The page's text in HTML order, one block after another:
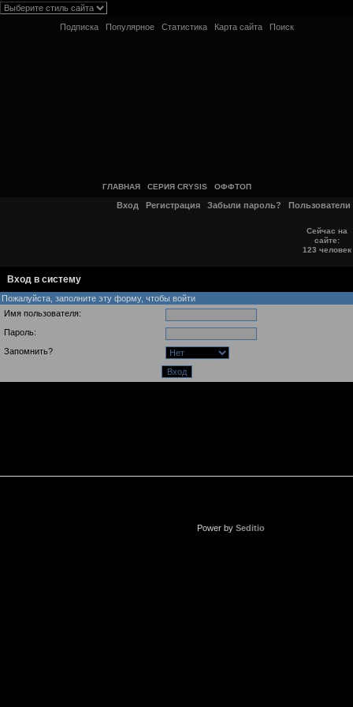
Подписка Популярное Статистика Карта сайта Поиск
ГЛАВНАЯ СЕРИЯ CRYSIS ОФФТОП
Вход Регистрация Забыли пароль? Пользователи
Сейчас на
сайте:
123 человек
Вход в систему
Пожалуйста, заполните эту форму, чтобы войти
Имя пользователя:
Пароль:
Запомнить?
Power by Seditio